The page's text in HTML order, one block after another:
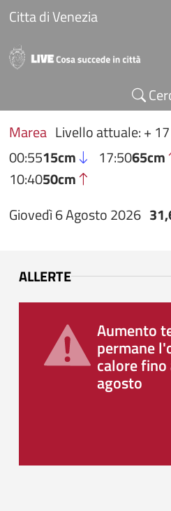
Salta al contenuto principale
Citta di Venezia
Marea Livello attuale: +
00:5515cm 17:5065cm
10:4050cm
Giovedì 6 Agosto 2026
ALLERTE
Aumento
permane
calore fino
agosto